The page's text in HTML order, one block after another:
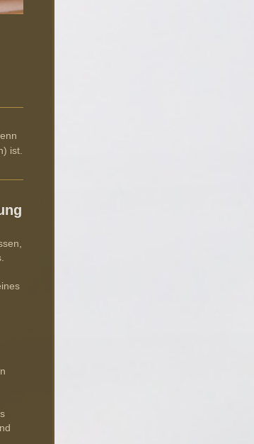
ist.